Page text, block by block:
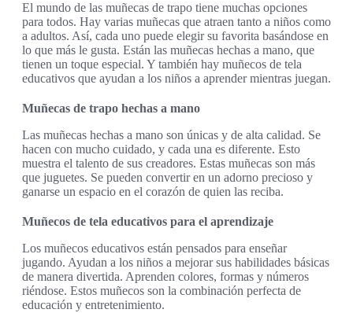
El mundo de las muñecas de trapo tiene muchas opciones
para todos. Hay varias muñecas que atraen tanto a niños como
a adultos. Así, cada uno puede elegir su favorita basándose en
lo que más le gusta. Están las muñecas hechas a mano, que
tienen un toque especial. Y también hay muñecos de tela
educativos que ayudan a los niños a aprender mientras juegan.
Muñecas de trapo hechas a mano
Las muñecas hechas a mano son únicas y de alta calidad. Se
hacen con mucho cuidado, y cada una es diferente. Esto
muestra el talento de sus creadores. Estas muñecas son más
que juguetes. Se pueden convertir en un adorno precioso y
ganarse un espacio en el corazón de quien las reciba.
Muñecos de tela educativos para el aprendizaje
Los muñecos educativos están pensados para enseñar
jugando. Ayudan a los niños a mejorar sus habilidades básicas
de manera divertida. Aprenden colores, formas y números
riéndose. Estos muñecos son la combinación perfecta de
educación y entretenimiento.